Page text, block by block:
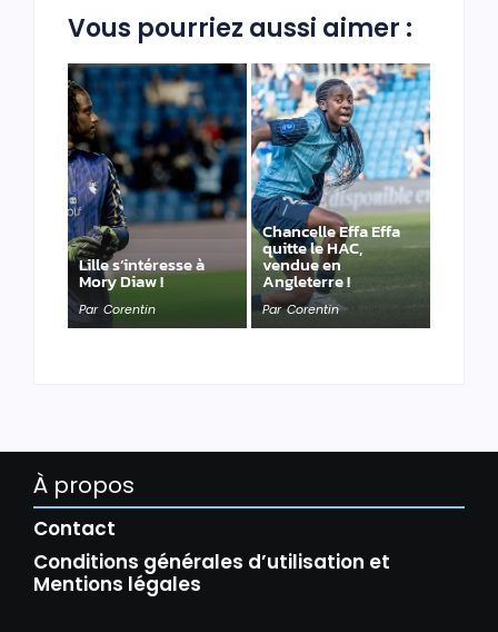
Vous pourriez aussi aimer :
Lille s’intéresse à
Mory Diaw !
Par Corentin
Chancelle Effa Effa
quitte le HAC,
vendue en
Angleterre !
Par Corentin
À propos
Contact
Conditions générales d’utilisation et
Mentions légales